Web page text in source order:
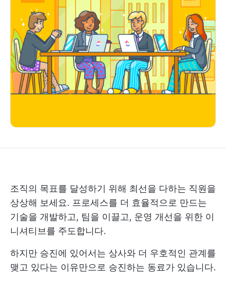
조직의 목표를 달성하기 위해 최선을 다하는 직원을
상상해 보세요. 프로세스를 더 효율적으로 만드는
기술을 개발하고, 팀을 이끌고, 운영 개선을 위한 이
니셔티브를 주도합니다.
하지만 승진에 있어서는 상사와 더 우호적인 관계를
맺고 있다는 이유만으로 승진하는 동료가 있습니다.